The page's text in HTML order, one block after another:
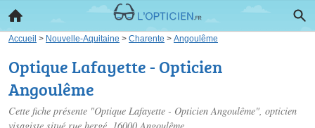
Accueil > Nouvelle-Aquitaine > Charente > Angoulême
Optique Lafayette - Opticien
Angoulême
Cette fiche présente "Optique Lafayette - Opticien Angoulême", opticien